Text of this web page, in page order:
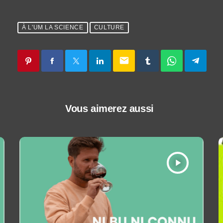
À L'UM LA SCIENCE CULTURE
email
Vous aimerez aussi
play_arrow